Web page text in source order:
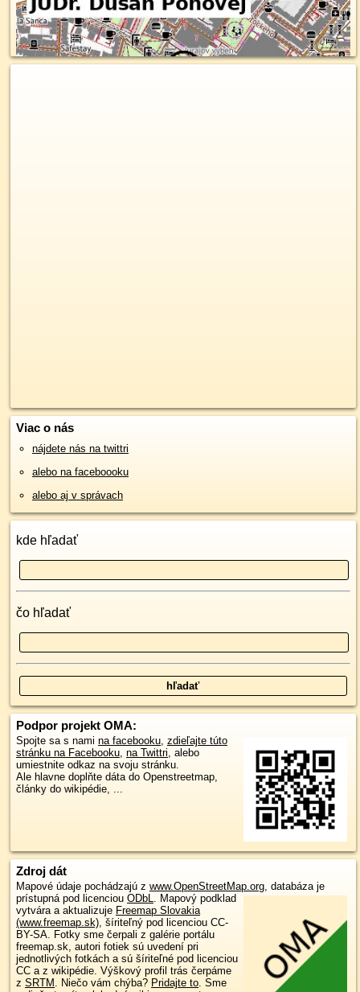
Viac o nás
nájdete nás na twittri
alebo na faceboooku
alebo aj v správach
kde hľadať
čo hľadať
Podpor projekt OMA:
Spojte sa s nami na facebooku, zdieľajte túto
stránku na Facebooku, na Twittri, alebo
umiestnite odkaz na svoju stránku.
Ale hlavne doplňte dáta do Openstreetmap,
články do wikipédie, ...
Zdroj dát
Mapové údaje pochádzajú z www.OpenStreetMap.org , databáza je
prístupná pod licenciou ODbL
Mapový podklad
vytvára a aktualizuje Freemap Slovakia
(www.freemap.sk) , šíriteľný pod licenciou CC-
BY-SA. Fotky sme čerpali z galérie portálu
freemap.sk, autori fotiek sú uvedení pri
jednotlivých fotkách a sú šíriteľné pod licenciou
CC a z wikipédie. Výškový profil trás čerpáme
z SRTM . Niečo vám chýba? Pridajte to . Sme